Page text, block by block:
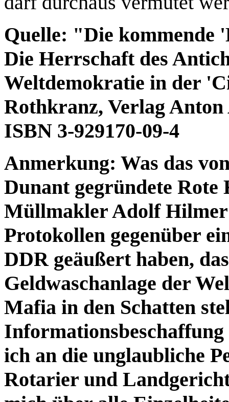
Quelle: "Die
Die Herrschaft des
Weltdemokratie in der
Rothkranz, Verlag
ISBN 3-929170-09-4
Anmerkung: Was das
Dunant gegründete
Müllmakler Adolf Hilmer
Protokollen gegenüber
DDR geäußert haben,
Geldwaschanlage der
Mafia in den Schatten
ich an die unglaubliche
Rotarier und